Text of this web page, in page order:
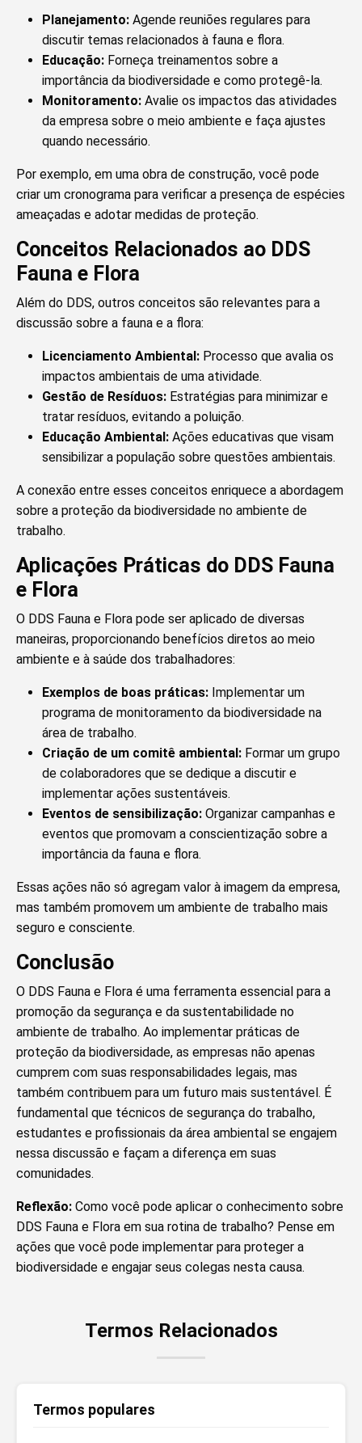
Planejamento: Agende reuniões regulares para
discutir temas relacionados à fauna e flora.
Educação: Forneça treinamentos sobre a
importância da biodiversidade e como protegê-la.
Monitoramento: Avalie os impactos das atividades
da empresa sobre o meio ambiente e faça ajustes
quando necessário.
Por exemplo, em uma obra de construção, você pode
criar um cronograma para verificar a presença de espécies
ameaçadas e adotar medidas de proteção.
Conceitos Relacionados ao DDS
Fauna e Flora
Além do DDS, outros conceitos são relevantes para a
discussão sobre a fauna e a flora:
Licenciamento Ambiental: Processo que avalia os
impactos ambientais de uma atividade.
Gestão de Resíduos: Estratégias para minimizar e
tratar resíduos, evitando a poluição.
Educação Ambiental: Ações educativas que visam
sensibilizar a população sobre questões ambientais.
A conexão entre esses conceitos enriquece a abordagem
sobre a proteção da biodiversidade no ambiente de
trabalho.
Aplicações Práticas do DDS Fauna
e Flora
O DDS Fauna e Flora pode ser aplicado de diversas
maneiras, proporcionando benefícios diretos ao meio
ambiente e à saúde dos trabalhadores:
Exemplos de boas práticas: Implementar um
programa de monitoramento da biodiversidade na
área de trabalho.
Criação de um comitê ambiental: Formar um grupo
de colaboradores que se dedique a discutir e
implementar ações sustentáveis.
Eventos de sensibilização: Organizar campanhas e
eventos que promovam a conscientização sobre a
importância da fauna e flora.
Essas ações não só agregam valor à imagem da empresa,
mas também promovem um ambiente de trabalho mais
seguro e consciente.
Conclusão
O DDS Fauna e Flora é uma ferramenta essencial para a
promoção da segurança e da sustentabilidade no
ambiente de trabalho. Ao implementar práticas de
proteção da biodiversidade, as empresas não apenas
cumprem com suas responsabilidades legais, mas
também contribuem para um futuro mais sustentável. É
fundamental que técnicos de segurança do trabalho,
estudantes e profissionais da área ambiental se engajem
nessa discussão e façam a diferença em suas
comunidades.
Reflexão: Como você pode aplicar o conhecimento sobre
DDS Fauna e Flora em sua rotina de trabalho? Pense em
ações que você pode implementar para proteger a
biodiversidade e engajar seus colegas nesta causa.
Termos Relacionados
Termos populares